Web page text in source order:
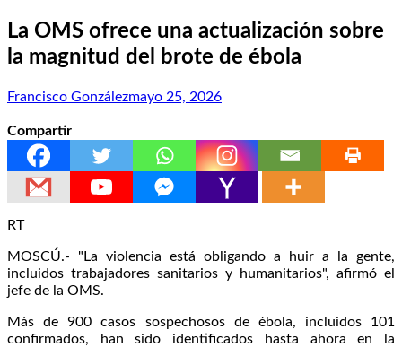
La OMS ofrece una actualización sobre
la magnitud del brote de ébola
Francisco Gonzálezmayo 25, 2026
Compartir
RT
MOSCÚ.- "La violencia está obligando a huir a la gente,
incluidos trabajadores sanitarios y humanitarios", afirmó el
jefe de la OMS.
Más de 900 casos sospechosos de ébola, incluidos 101
confirmados, han sido identificados hasta ahora en la